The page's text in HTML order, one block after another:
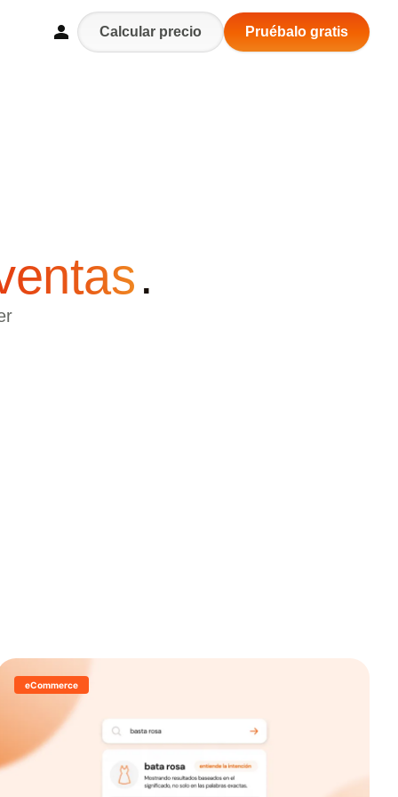
Calcular precio Pruébalo gratis
.
eCommerce